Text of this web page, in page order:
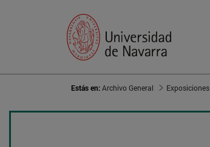
Estás en:Archivo General Exposiciones